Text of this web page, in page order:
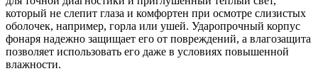
который не слепит глаза и комфортен при осмотре слизистых
оболочек, например, горла или ушей. Ударопрочный корпус
фонаря надежно защищает его от повреждений, а влагозащита
позволяет использовать его даже в условиях повышенной
влажности.